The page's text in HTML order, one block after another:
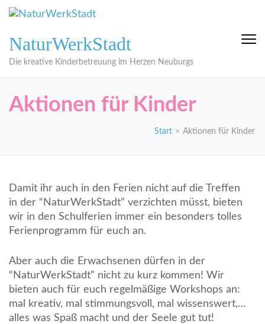
Zum
Inhalt
(Eingabetaste
drücken)
NaturWerkStadt
Die kreative Kinderbetreuung im Herzen Neuburgs
Aktionen für Kinder
Start > Aktionen für Kinder
Damit ihr auch in den Ferien nicht auf die Treffen
in der “NaturWerkStadt” verzichten müsst, bieten
wir in den Schulferien immer ein besonders tolles
Ferienprogramm für euch an.
Aber auch die Erwachsenen dürfen in der
“NaturWerkStadt” nicht zu kurz kommen! Wir
bieten auch für euch regelmäßige Workshops an:
mal kreativ, mal stimmungsvoll, mal wissenswert,…
alles was Spaß macht und der Seele gut tut!